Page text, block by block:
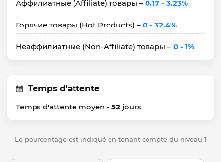
Аффилиатные (Affiliate) товары – 0.17 - 3.23%
Горячие товары (Hot Products) – 0 - 32.4%
Неаффилиатные (Non-Affiliate) товары – 0 - 1%
Temps d'attente
Temps d'attente moyen - 52 jours
Le pourcentage est indiqué en tenant compte du niveau 1